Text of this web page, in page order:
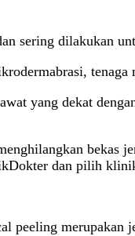
sering dilakukan
yang dekat
dan pilih
peeling